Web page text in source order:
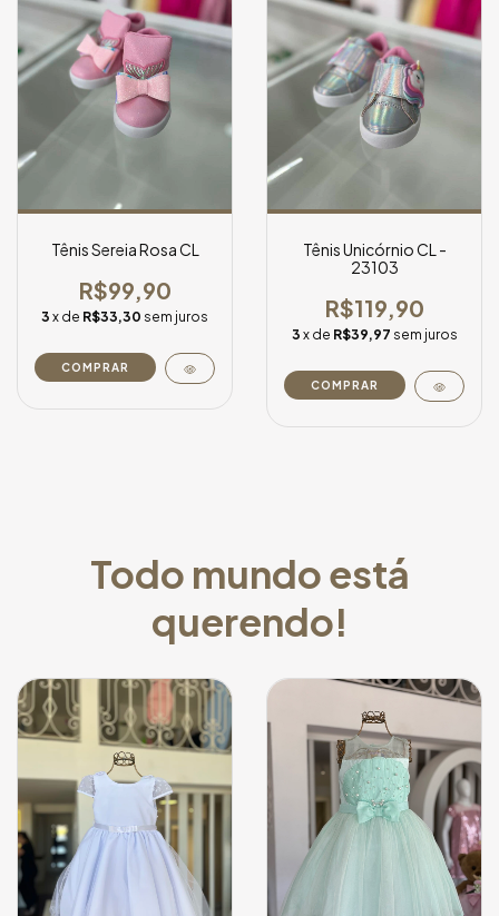
Tênis Sereia Rosa CL
R$99,90
3 x de R$33,30 sem juros
COMPRAR
Tênis Unicórnio CL -
23103
R$119,90
3 x de R$39,97 sem juros
COMPRAR
Todo mundo está
querendo!